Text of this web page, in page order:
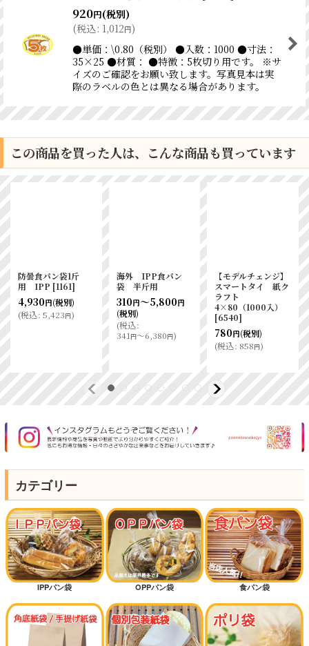
920円(税別)
(税込: 1,012円)
●単価：\0.80（税別） ●入数：1000 ●寸法：
35×25 ●材質： ●特徴：5枚切り用です。 ※サ
イズのご確認をお願い致します。写真見本は実
際のラベルの色とは異なる場合があります。
この商品を買った人は、こんな商品も買っています
防曇食パン袋1斤
用 IPP [1161]
4,930円(税別)
(税込: 5,423円)
海外 IPP食パン
袋 半斤用
310円～5,800円
(税別)
(税込:
341円～6,380円)
【モデルチェンジ】
スマートタイ 紙ク
ラフト
4×80（1000入）
[6540]
780円(税別)
(税込: 858円)
カテゴリー
IPPパン袋 OPPパン袋 食パン袋